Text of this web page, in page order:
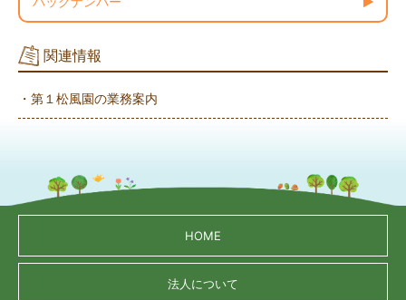
関連情報
・第１松風園の業務案内
HOME
法人について